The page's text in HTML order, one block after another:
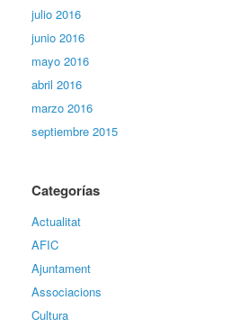
julio 2016
junio 2016
mayo 2016
abril 2016
marzo 2016
septiembre 2015
Categorías
Actualitat
AFIC
Ajuntament
Associacions
Cultura